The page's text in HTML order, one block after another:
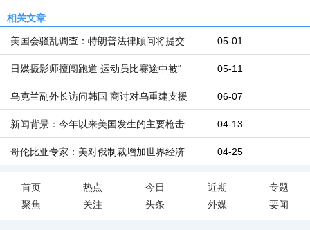
相关文章
05-01
美国会骚乱调查：特朗普法律顾问将提交
05-11
日媒摄影师擅闯跑道 运动员比赛途中被“
06-07
乌克兰副外长访问韩国 商讨对乌重建支援
04-13
新闻背景：今年以来美国发生的主要枪击
04-25
哥伦比亚专家：美对俄制裁增加世界经济
首页 热点 今日 近期
专题
聚焦
关注 头条 外媒 要闻